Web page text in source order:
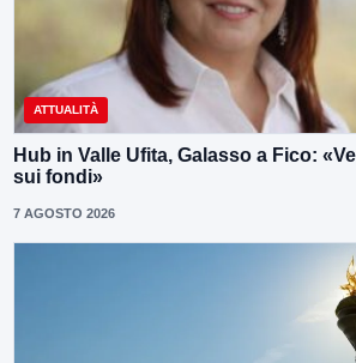
ATTUALITÀ
Hub in Valle Ufita, Galasso a Fico:
sui fondi»
7 AGOSTO 2026